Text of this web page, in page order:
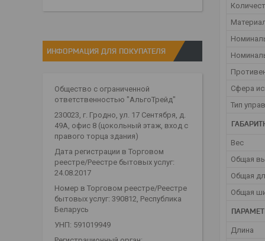
Сфера
Тип
Вес
Общая
Общая
Общая
Длина
ИНФОРМАЦИЯ ДЛЯ ПОКУПАТЕЛЯ
Общество с ограниченной
ответственностью "АльгоТрейд"
230023, г. Гродно, ул. 17 Сентября, д.
49А, офис 8 (цокольный этаж, вход с
правого торца здания)
Дата регистрации в Торговом
реестре/Реестре бытовых услуг:
24.08.2017
Номер в Торговом реестре/Реестре
бытовых услуг: 390812, Республика
Беларусь
УНП: 591019949